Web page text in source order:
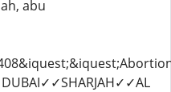
abu